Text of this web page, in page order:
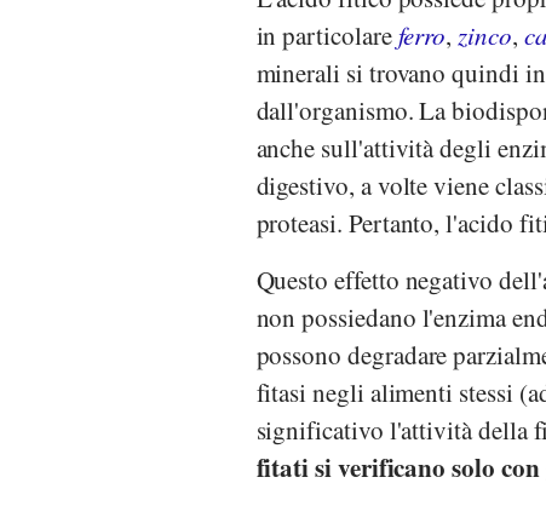
in particolareferro,zinco,
minerali si trovano quindi
dall'organismo. La
anche sull'attività degli
digestivo, a volte viene
proteasi. Pertanto, l'acido
Questo effetto negativo
non possiedano l'enzima
possono degradare
fitasi negli alimenti stessi
significativo l'attività della
fitati si verificano solo con